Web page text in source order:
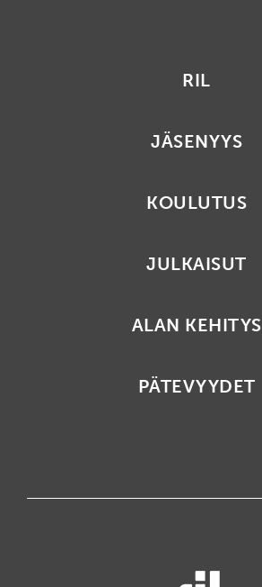
RIL
JÄSENYYS
KOULUTUS
JULKAISUT
ALAN KEHITYS
PÄTEVYYDET